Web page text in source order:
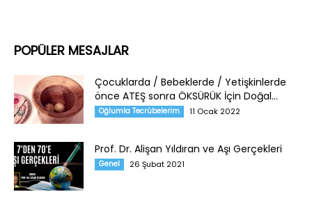
POPÜLER MESAJLAR
Çocuklarda / Bebeklerde / Yetişkinlerde
önce ATEŞ sonra ÖKSÜRÜK İçin Doğal...
Oğlumla Tecrübelerim 11 Ocak 2022
Prof. Dr. Alişan Yıldıran ve Aşı Gerçekleri
Genel 26 Şubat 2021